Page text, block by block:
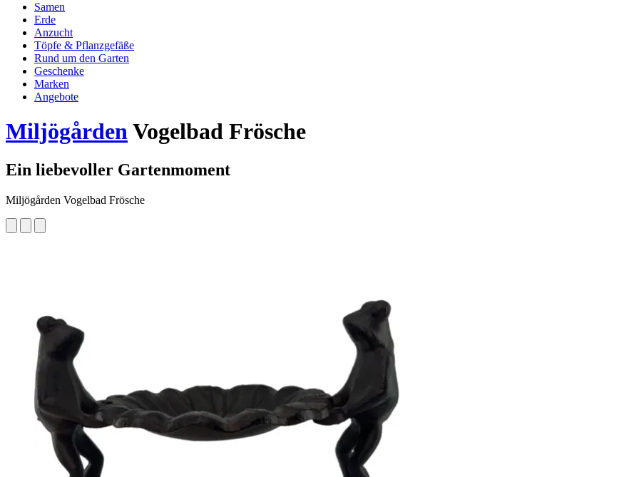
Samen
Erde
Anzucht
Töpfe & Pflanzgefäße
Rund um den Garten
Geschenke
Marken
Angebote
MiljögårdenVogelbad Frösche
Ein liebevoller Gartenmoment
Miljögården Vogelbad Frösche